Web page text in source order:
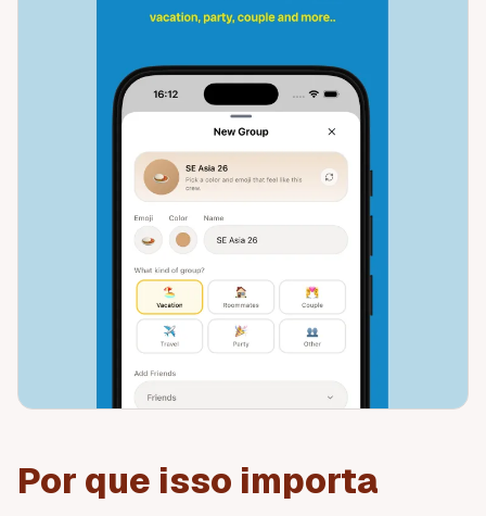
Por que isso importa